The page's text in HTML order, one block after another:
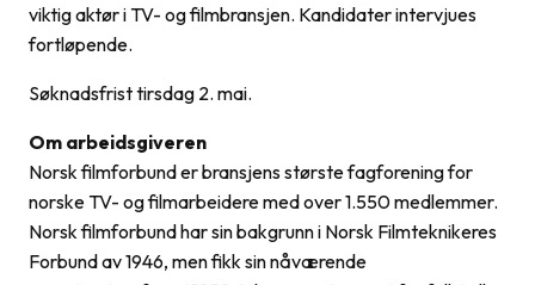
viktig aktør i TV- og filmbransjen. Kandidater intervjues
fortløpende.
Søknadsfrist tirsdag 2. mai.
Om arbeidsgiveren
Norsk filmforbund er bransjens største fagforening for
norske TV- og filmarbeidere med over 1.550 medlemmer.
Norsk filmforbund har sin bakgrunn i Norsk Filmteknikeres
Forbund av 1946, men fikk sin nåværende